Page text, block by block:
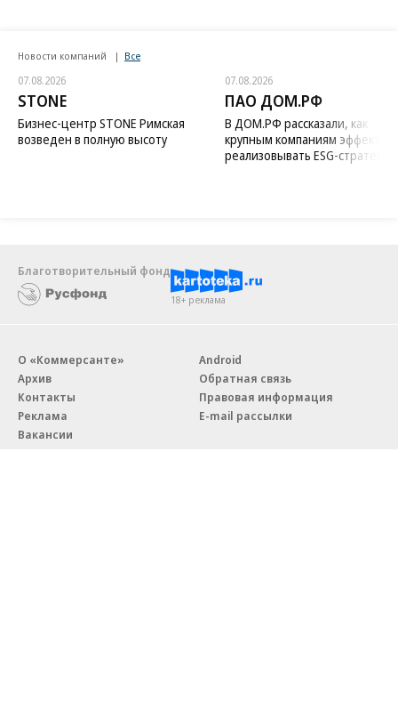
Новости компаний Все
07.08.2026
STONE
Бизнес-центр STONE Римская
возведен в полную высоту
07.08.2026
ПАО ДОМ.РФ
В ДОМ.РФ рассказали, как
крупным компаниям
реализовывать ESG-стратегию
Благотворительный фонд
18+ реклама
О «Коммерсанте»
Архив
Контакты
Реклама
Вакансии
Android
Обратная связь
Правовая информация
E-mail рассылки